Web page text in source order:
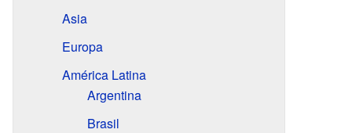
Asia
Europa
América Latina
Argentina
Brasil